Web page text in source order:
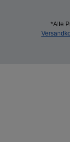
*Alle